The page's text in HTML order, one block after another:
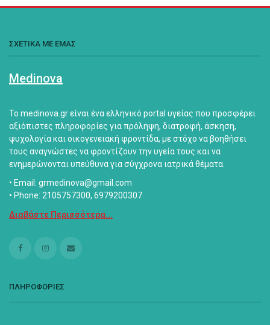
ΣΧΕΤΙΚΑ ΜΕ ΕΜΑΣ
Medinova
Το medinova.gr είναι ένα ελληνικό portal υγείας που προσφέρει
αξιόπιστες πληροφορίες για πρόληψη, διατροφή, άσκηση,
ψυχολογία και οικογενειακή φροντίδα, με στόχο να βοηθήσει
τους αναγνώστες να φροντίζουν την υγεία τους και να
ενημερώνονται υπεύθυνα για σύγχρονα ιατρικά θέματα.
• Email: grmedinova@gmail.com
• Phone: 2105757300, 6979200307
Διαβάστε Περισσότερα...
ΠΛΗΡΟΦΟΡΙΕΣ